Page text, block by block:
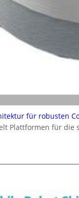
für robusten
Plattformen für die